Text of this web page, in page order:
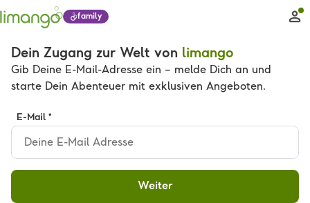
family
Dein Zugang zur Welt von limango
Gib Deine E-Mail-Adresse ein – melde Dich an und
starte Dein Abenteuer mit exklusiven Angeboten.
E-Mail *
Weiter